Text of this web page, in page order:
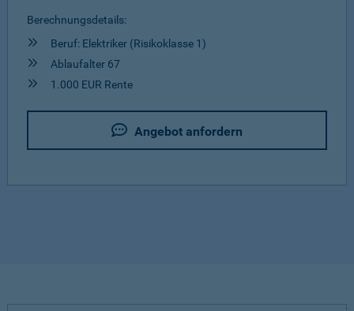
Berechnungsdetails:
Beruf: Elektriker (Risikoklasse 1)
Ablaufalter 67
1.000 EUR Rente
Angebot anfordern